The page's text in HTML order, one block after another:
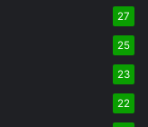
27
25
23
22